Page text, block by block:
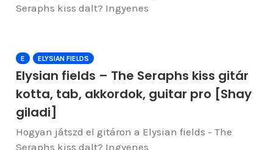
Seraphs kiss dalt? Ingyenes
E ELYSIAN FIELDS
Elysian fields – The Seraphs kiss gitár
kotta, tab, akkordok, guitar pro [Shay
giladi]
Hogyan játszd el gitáron a Elysian fields - The
Seraphs kiss dalt? Ingyenes